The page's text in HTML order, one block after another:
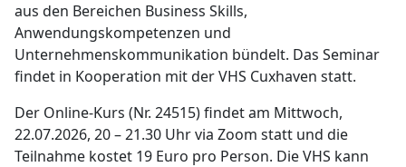
aus den Bereichen Business Skills,
Anwendungskompetenzen und
Unternehmenskommunikation bündelt. Das Seminar
findet in Kooperation mit der VHS Cuxhaven statt.
Der Online-Kurs (Nr. 24515) findet am Mittwoch,
22.07.2026, 20 – 21.30 Uhr via Zoom statt und die
Teilnahme kostet 19 Euro pro Person. Die VHS kann